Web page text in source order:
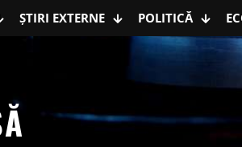
ȘTIRI EXTERNE POLITICĂ